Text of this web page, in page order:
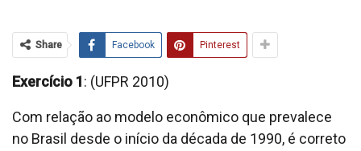
Share Facebook Pinterest
Exercício 1: (UFPR 2010)
Com relação ao modelo econômico que prevalece
no Brasil desde o início da década de 1990, é correto